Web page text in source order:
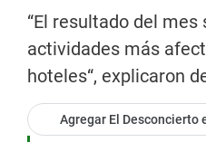
“El resultado del
actividades más
hoteles“, explicaron
Agregar El Desconcierto